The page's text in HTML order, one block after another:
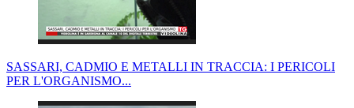
SASSARI, CADMIO E METALLI IN TRACCIA: I PERICOLI
PER L'ORGANISMO...